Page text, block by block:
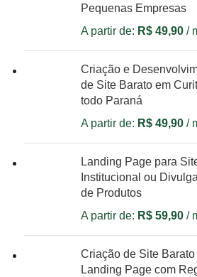
Pequenas Empresas
A partir de: R$49,90 /
Criação e
de Site Barato em
todo Paraná
A partir de: R$49,90 /
Landing Page para
Institucional ou
de Produtos
A partir de: R$59,90 /
Criação de Site Barato
Landing Page com